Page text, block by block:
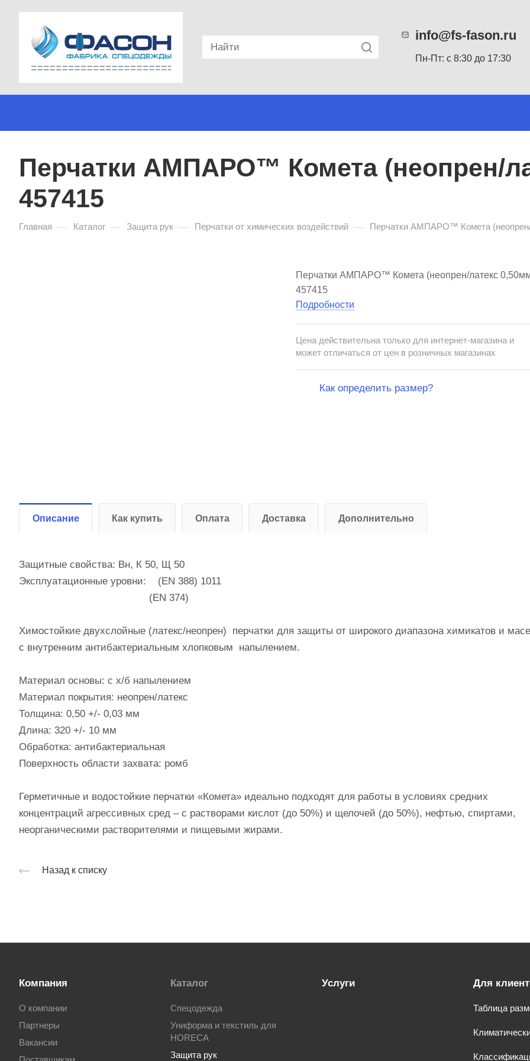
info@fs-fason.ru
Пн-Пт: с 8:30 до 17:30
Перчатки АМПАРО™ Комета (неопрен/
457415
Главная — Каталог — Защита рук — Перчатки от химических воздействий — Перчатки АМПАРО™ Комета
Перчатки АМПАРО™ Комета (неопрен/латекс
457415
Подробности
Цена действительна только для интернет-магазина и
может отличаться от цен в розничных магазинах
Как определить размер?
Описание Как купить Оплата Доставка Дополнительно
Защитные свойства: Вн, К 50, Щ 50
Эксплуатационные уровни: (EN 388) 1011
(EN 374)
Химостойкие двухслойные (латекс/неопрен) перчатки для защиты от широкого диапазона химикатов и
с внутренним антибактериальным хлопковым напылением.
Материал основы: с х/б напылением
Материал покрытия: неопрен/латекс
Толщина: 0,50 +/- 0,03 мм
Длина: 320 +/- 10 мм
Обработка: антибактериальная
Поверхность области захвата: ромб
Герметичные и водостойкие перчатки «Комета» идеально подходят для работы в условиях средних
концентраций агрессивных сред – с растворами кислот (до 50%) и щелочей (до 50%), нефтью, спиртами,
неорганическими растворителями и пищевыми жирами.
Назад к списку
Компания
О компании
Партнеры
Вакансии
Каталог
Спецодежда
Униформа и текстиль для
HORECA
Защита рук
Услуги Для
Таблица